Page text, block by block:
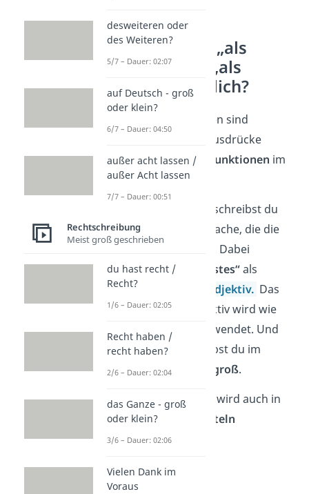
Warum sind „als
Erstes“ und „als
erstes“ möglich?
Beide Schreibweisen sind
möglich, weil die Ausdrücke
unterschiedliche Funktionen im
Satz haben.
beschreibst du
eine Person oder Sache, die die
Erste bei etwas ist
. Dabei
verwendest du
„Erstes“als
substantiviertes
Adjektiv. Das
bedeutet: Ein Adjektiv wird wie
ein
Substantiv
verwendet. Und
Substantive schreibst du im
Deutschen immer
groß.
Übrigens: „Erstes“
wird auch in
Feiertagen
Titeln
großgeschrieben:
➡️Beispiele:
desweiteren oder
des Weiteren?
5/7 – Dauer: 02:07
auf Deutsch - groß
oder klein?
6/7 – Dauer: 04:50
außer acht lassen /
außer Acht lassen
7/7 – Dauer: 00:51
Rechtschreibung
Meist groß geschrieben
du hast recht /
Recht?
1/6 – Dauer: 02:05
Recht haben /
recht haben?
2/6 – Dauer: 02:04
das Ganze - groß
oder klein?
3/6 – Dauer: 02:06
Vielen Dank im
Voraus